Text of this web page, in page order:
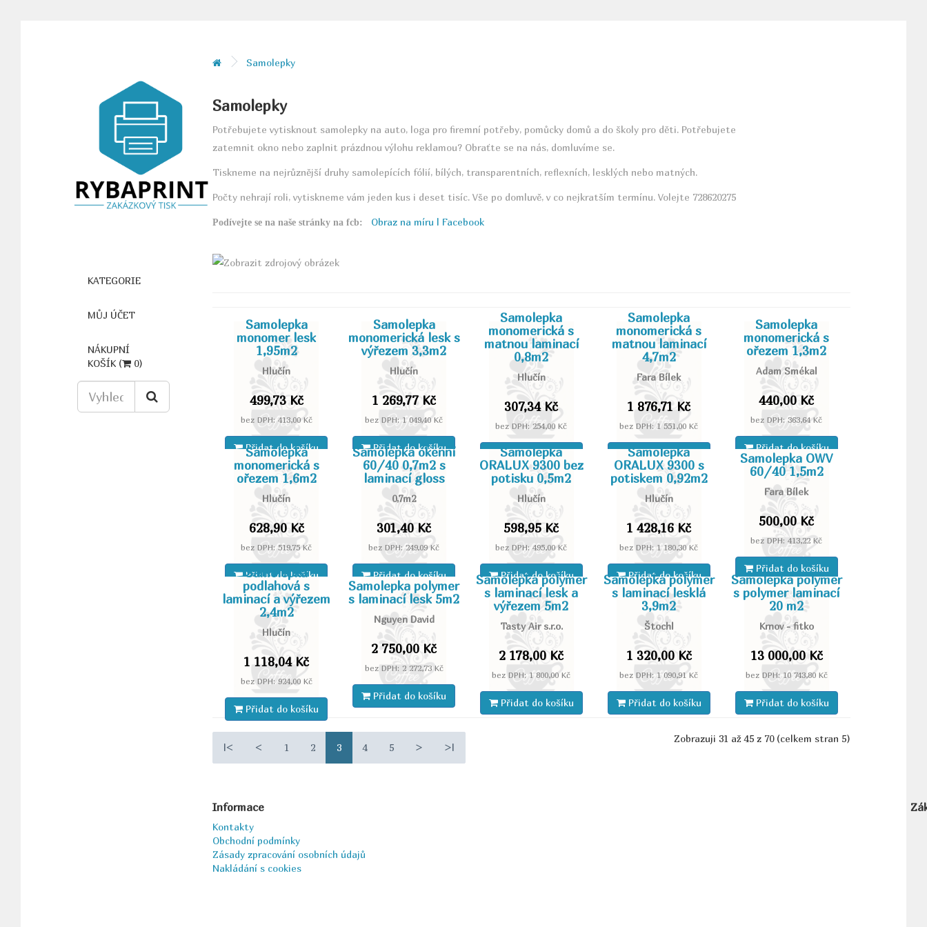
KATEGORIE
MŮJ ÚČET
NÁKUPNÍ
KOŠÍK (
0)
Samolepky
Samolepky
Potřebujete vytisknout samolepky na auto, loga pro firemní potřeby, pomůcky domů a do školy pro děti. Potřebujete
zatemnit okno nebo zaplnit prázdnou výlohu reklamou? Obraťte se na nás, domluvíme se.
Tiskneme na nejrůznější druhy samolepících fólií, bílých, transparentních, reflexních, lesklých nebo matných.
Počty nehrají roli, vytiskneme vám jeden kus i deset tisíc. Vše po domluvě, v co nejkratším termínu. Volejte 728620275
Podívejte se na naše stránky na fcb: Obraz na míru | Facebook
Samolepka
monomer lesk
1,95m2
Hlučín
499,73 Kč
bez DPH: 413,00 Kč
Přidat do košíku
Samolepka
monomerická lesk s
výřezem 3,3m2
Hlučín
1 269,77 Kč
bez DPH: 1 049,40 Kč
Přidat do košíku
Samolepka
monomerická s
matnou laminací
0,8m2
Hlučín
307,34 Kč
bez DPH: 254,00 Kč
Přidat do košíku
Samolepka
monomerická s
matnou laminací
4,7m2
Fara Bílek
1 876,71 Kč
bez DPH: 1 551,00 Kč
Přidat do košíku
Samolepka
monomerická s
ořezem 1,3m2
Adam Smékal
440,00 Kč
bez DPH: 363,64 Kč
Přidat do košíku
Samolepka
monomerická s
ořezem 1,6m2
Hlučín
628,90 Kč
bez DPH: 519,75 Kč
Přidat do košíku
Samolepka okenní
60/40 0,7m2 s
laminací gloss
0,7m2
301,40 Kč
bez DPH: 249,09 Kč
Přidat do košíku
Samolepka
ORALUX 9300 bez
potisku 0,5m2
Hlučín
598,95 Kč
bez DPH: 495,00 Kč
Přidat do košíku
Samolepka
ORALUX 9300 s
potiskem 0,92m2
Hlučín
1 428,16 Kč
bez DPH: 1 180,30 Kč
Přidat do košíku
Samolepka OWV
60/40 1,5m2
Fara Bílek
500,00 Kč
bez DPH: 413,22 Kč
Přidat do košíku
Samolepka
podlahová s
laminací a výřezem
2,4m2
Hlučín
1 118,04 Kč
bez DPH: 924,00 Kč
Přidat do košíku
Samolepka polymer
s laminací lesk 5m2
Nguyen David
2 750,00 Kč
bez DPH: 2 272,73 Kč
Přidat do košíku
Samolepka polymer
s laminací lesk a
výřezem 5m2
Tasty Air s.r.o.
2 178,00 Kč
bez DPH: 1 800,00 Kč
Přidat do košíku
Samolepka polymer
s laminací lesklá
3,9m2
Štochl
1 320,00 Kč
bez DPH: 1 090,91 Kč
Přidat do košíku
Samolepka polymer
s polymer laminací
20 m2
Krnov - fitko
13 000,00 Kč
bez DPH: 10 743,80 Kč
Přidat do košíku
|< < 1 2 3 4 5 > >|
Zobrazuji 31 až 45 z 70 (celkem stran 5)
Informace
Kontakty
Obchodní podmínky
Zásady zpracování osobních údajů
Nakládání s cookies